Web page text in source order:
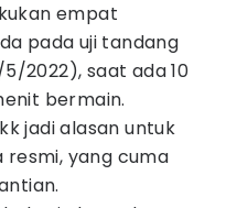
empat
pada uji tandang
2022), saat ada 10
bermain.
jadi alasan untuk
resmi, yang cuma